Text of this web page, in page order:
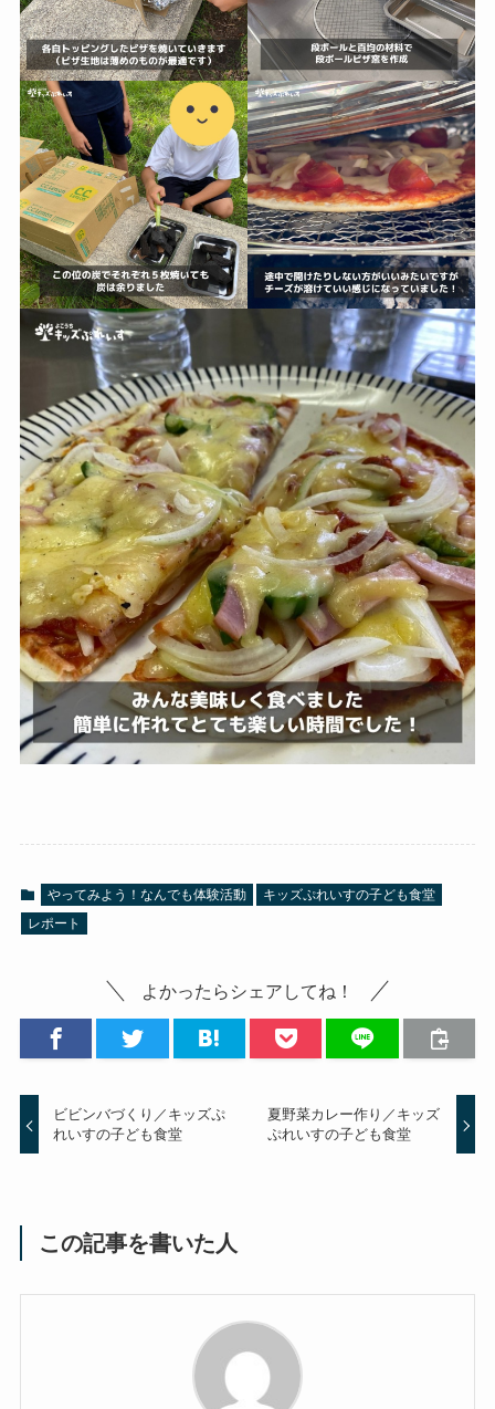
やってみよう！なんでも体験活動
キッズぷれいすの子ども食堂
レポート
よかったらシェアしてね！
ビビンバづくり／キッズぷ
れいすの子ども食堂
夏野菜カレー作り／キッズ
ぷれいすの子ども食堂
この記事を書いた人